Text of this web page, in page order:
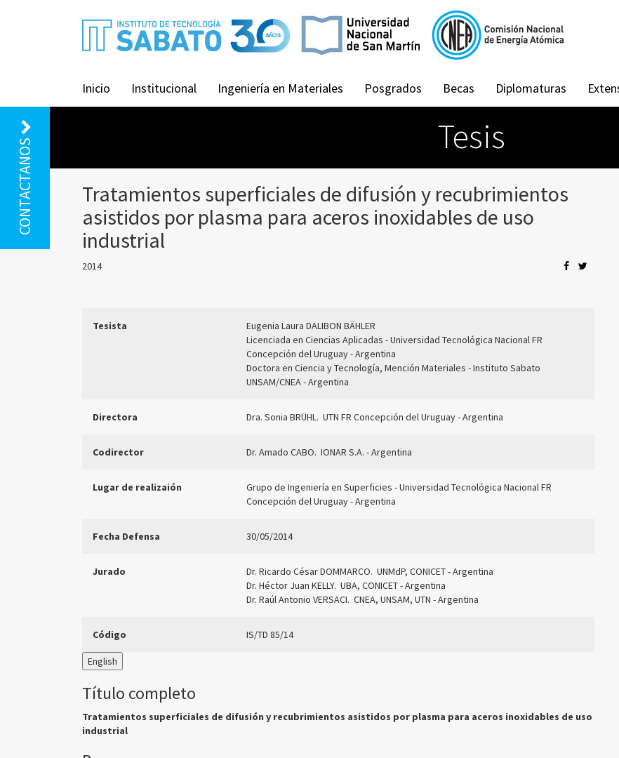
Inicio Institucional Ingeniería en Materiales Posgrados Becas Diplomaturas
CONTACTANOS Tesis
Tratamientos superficiales de difusión y recubrimientos
asistidos por plasma para aceros inoxidables de uso
industrial
2014
Tesista
Eugenia Laura DALIBON BÄHLER
Licenciada en Ciencias Aplicadas - Universidad Tecnológica Nacional FR
Concepción del Uruguay - Argentina
Doctora en Ciencia y Tecnología, Mención Materiales - Instituto Sabato
UNSAM/CNEA - Argentina
Directora Dra. Sonia BRÜHL. UTN FR Concepción del Uruguay - Argentina
Codirector Dr. Amado CABO. IONAR S.A. - Argentina
Lugar de realizaión
Grupo de Ingeniería en Superficies - Universidad Tecnológica Nacional FR
Concepción del Uruguay - Argentina
Fecha Defensa 30/05/2014
Jurado
Dr. Ricardo César DOMMARCO. UNMdP, CONICET - Argentina
Dr. Héctor Juan KELLY. UBA, CONICET - Argentina
Dr. Raúl Antonio VERSACI. CNEA, UNSAM, UTN - Argentina
Código IS/TD 85/14
English
Título completo
Tratamientos superficiales de difusión y recubrimientos asistidos por plasma para aceros inoxidables de uso
industrial